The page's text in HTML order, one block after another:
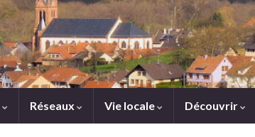
Réseaux Vie locale Découvrir